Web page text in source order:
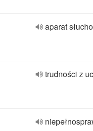
aparat
trudności z